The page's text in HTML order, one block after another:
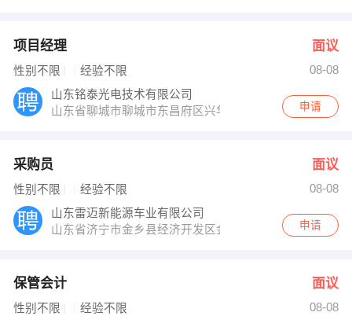
项目经理 面议
性别不限 经验不限
08-08
山东铭泰光电技术有限公司
山东省聊城市聊城市东昌府区兴华西路
申请
采购员 面议
性别不限 经验不限
08-08
山东雷迈新能源车业有限公司
山东省济宁市金乡县经济开发区金岭路北侧金泽路东侧
申请
保管会计 面议
性别不限 经验不限
08-08